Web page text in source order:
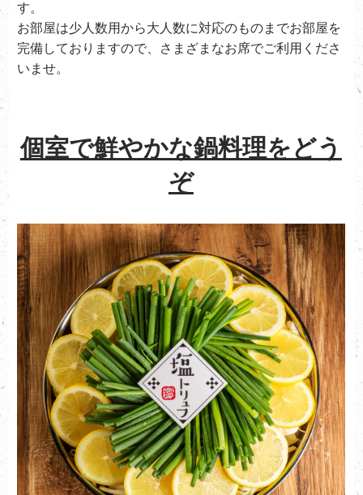
す。
お部屋は少人数用から大人数に対応のものまでお部屋を
完備しておりますので、さまざまなお席でご利用くださ
いませ。
個室で鮮やかな鍋料理をどう
ぞ